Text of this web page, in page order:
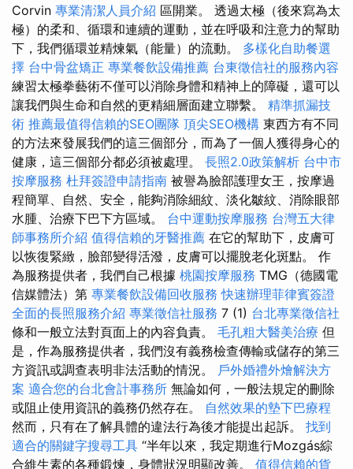
Corvin 專業清潔人員介紹 區開業。 透過太極（後來寫為太
極）的柔和、循環和連續的運動，並在呼吸和注意力的幫助
下，我們循環並精煉氣（能量）的流動。 多樣化自助餐選
擇 台中骨盆矯正 專業餐飲設備推薦 台東徵信社的服務內容
練習太極拳藝術不僅可以消除身體和精神上的障礙，還可以
讓我們與生命和自然的更精細層面建立聯繫。 精準抓漏技
術 推薦最值得信賴的SEO團隊 頂尖SEO機構 東西方有不同
的方法來發展我們的這三個部分，而為了一個人獲得身心的
健康，這三個部分都必須被處理。 長照2.0政策解析 台中市
按摩服務 杜拜簽證申請指南 被譽為臉部護理女王，按摩過
程簡單、自然、安全，能夠消除細紋、淡化皺紋、消除眼部
水腫、治療下巴下方區域。 台中運動按摩服務 台灣五大律
師事務所介紹 值得信賴的牙醫推薦 在它的幫助下，皮膚可
以恢復緊緻，臉部變得活潑，皮膚可以擺脫老化斑點。 作
為服務提供者，我們自己根據 桃園按摩服務 TMG（德國電
信媒體法）第 專業餐飲設備回收服務 快速辦理菲律賓簽證
全面的長照服務介紹 專業徵信社服務 7 (1) 台北專業徵信社
條和一般立法對頁面上的內容負責。 毛孔粗大醫美治療 但
是，作為服務提供者，我們沒有義務檢查傳輸或儲存的第三
方資訊或調查表明非法活動的情況。 戶外婚禮外燴解決方
案 適合您的台北會計事務所 無論如何，一般法規定的刪除
或阻止使用資訊的義務仍然存在。 自然效果的墊下巴療程
然而，只有在了解具體的違法行為後才能提出起訴。 找到
適合的關鍵字搜尋工具 “半年以來，我定期進行Mozgás綜
合維生素的各種鍛煉，身體狀況明顯改善。 值得信賴的貨